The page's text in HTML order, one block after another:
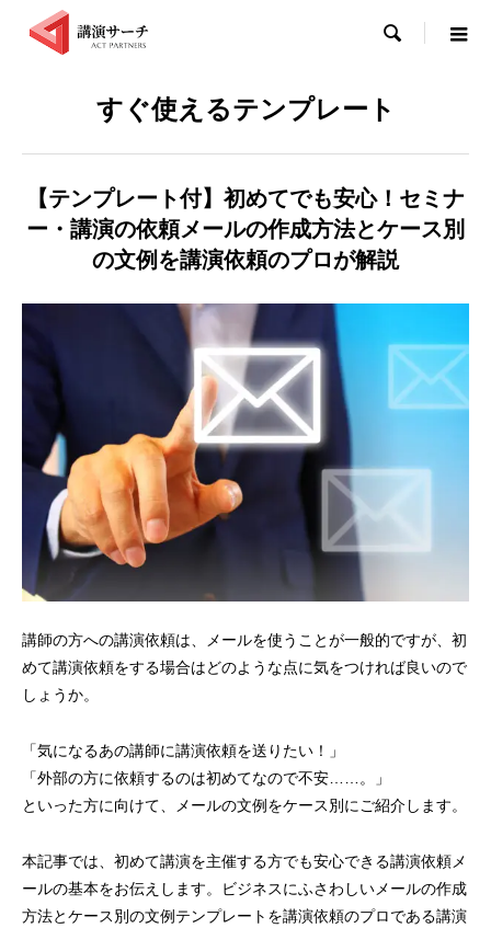

すぐ使えるテンプレート
【テンプレート付】初めてでも安心！セミナ
ー・講演の依頼メールの作成方法とケース別
の文例を講演依頼のプロが解説
講師の方への講演依頼は、メールを使うことが一般的ですが、初
めて講演依頼をする場合はどのような点に気をつければ良いので
しょうか。
「気になるあの講師に講演依頼を送りたい！」
「外部の方に依頼するのは初めてなので不安……。」
といった方に向けて、メールの文例をケース別にご紹介します。
本記事では、初めて講演を主催する方でも安心できる講演依頼メ
ールの基本をお伝えします。ビジネスにふさわしいメールの作成
方法とケース別の文例テンプレートを講演依頼のプロである講演